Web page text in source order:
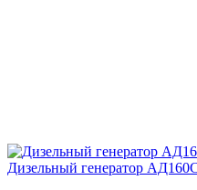
Дизельный генератор